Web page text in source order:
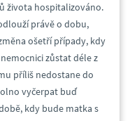
života hospitalizováno.
právě o dobu,
ošetří případy, kdy
zůstat déle z
příliš nedostane do
vyčerpat buď
kdy bude matka s